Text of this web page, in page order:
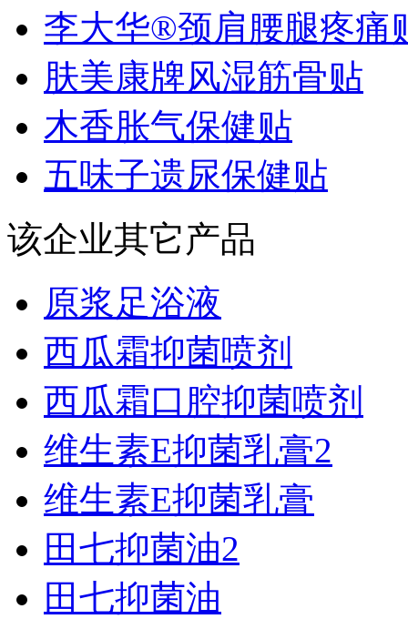
李大华®颈肩腰腿疼痛
肤美康牌风湿筋骨贴
木香胀气保健贴
五味子遗尿保健贴
该企业其它产品
原浆足浴液
西瓜霜抑菌喷剂
西瓜霜口腔抑菌喷剂
维生素E抑菌乳膏2
维生素E抑菌乳膏
田七抑菌油2
田七抑菌油